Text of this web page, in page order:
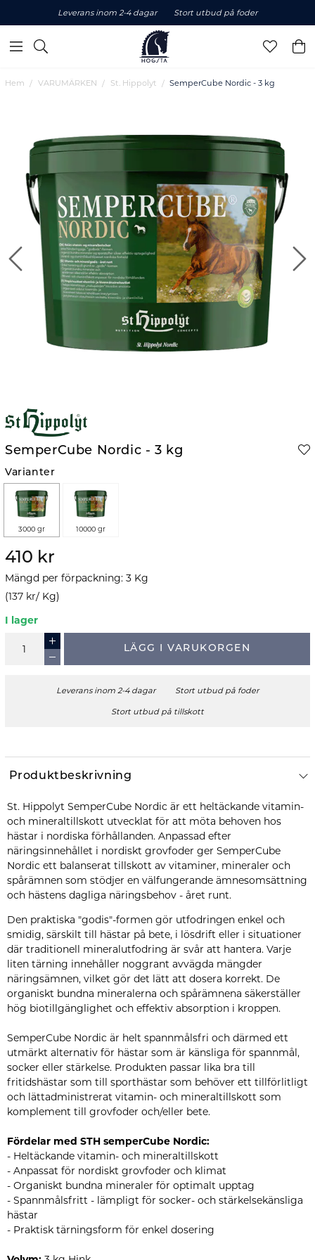
Leverans inom 2-4 dagar Stort utbud på foder
Hem VARUMÄRKEN St. Hippolyt SemperCube Nordic - 3 kg
SemperCube Nordic - 3 kg
Varianter
3000 gr 10000 gr
410 kr
Mängd per förpackning: 3 Kg
(137 kr/ Kg)
I lager
LÄGG I VARUKORGEN
Leverans inom 2-4 dagar Stort utbud på foder
Stort utbud på tillskott
Produktbeskrivning
St. Hippolyt SemperCube Nordic är ett heltäckande vitamin-
och mineraltillskott utvecklat för att möta behoven hos
hästar i nordiska förhållanden. Anpassad efter
näringsinnehållet i nordiskt grovfoder ger SemperCube
Nordic ett balanserat tillskott av vitaminer, mineraler och
spårämnen som stödjer en välfungerande ämnesomsättning
och hästens dagliga näringsbehov - året runt.
Den praktiska "godis"-formen gör utfodringen enkel och
smidig, särskilt till hästar på bete, i lösdrift eller i situationer
där traditionell mineralutfodring är svår att hantera. Varje
liten tärning innehåller noggrant avvägda mängder
näringsämnen, vilket gör det lätt att dosera korrekt. De
organiskt bundna mineralerna och spårämnena säkerställer
hög biotillgänglighet och effektiv absorption i kroppen.
SemperCube Nordic är helt spannmålsfri och därmed ett
utmärkt alternativ för hästar som är känsliga för spannmål,
socker eller stärkelse. Produkten passar lika bra till
fritidshästar som till sporthästar som behöver ett tillförlitligt
och lättadministrerat vitamin- och mineraltillskott som
komplement till grovfoder och/eller bete.
Fördelar med STH semperCube Nordic:
- Heltäckande vitamin- och mineraltillskott
- Anpassat för nordiskt grovfoder och klimat
- Organiskt bundna mineraler för optimalt upptag
- Spannmålsfritt - lämpligt för socker- och stärkelsekänsliga
hästar
- Praktisk tärningsform för enkel dosering